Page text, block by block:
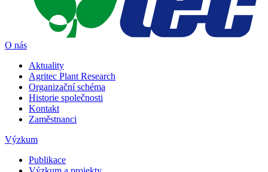
O nás
Aktuality
Agritec Plant Research
Organizační schéma
Historie společnosti
Kontakt
Zaměstnanci
Výzkum
Publikace